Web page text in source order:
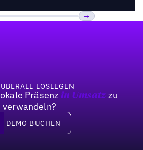
LOSLEGEN
Präsenz in Umsatzzu
verwandeln?
BUCHEN
DEMO BUCHEN